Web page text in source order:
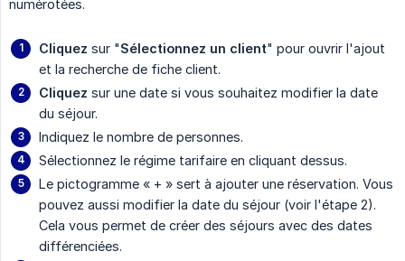
numérotées.
Cliquez sur "Sélectionnez un client" pour ouvrir l'ajout
et la recherche de fiche client.
Cliquez sur une date si vous souhaitez modifier la date
du séjour.
Indiquez le nombre de personnes.
Sélectionnez le régime tarifaire en cliquant dessus.
Le pictogramme « + » sert à ajouter une réservation. Vous
pouvez aussi modifier la date du séjour (voir l'étape 2).
Cela vous permet de créer des séjours avec des dates
différenciées.